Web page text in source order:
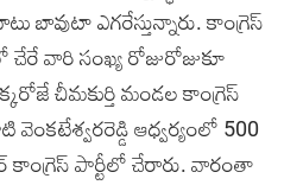
బావుటా ఎగరేస్తున్నారు. కాంగ్రెస్
వారి సంఖ్య రోజురోజుకూ
చీమకుర్తి మండల కాంగ్రెస్
వెంకటేశ్వరరెడ్డి ఆధ్వర్యంలో 500
కాంగ్రె‌స్ పార్టీలో చేరారు. వారంతా